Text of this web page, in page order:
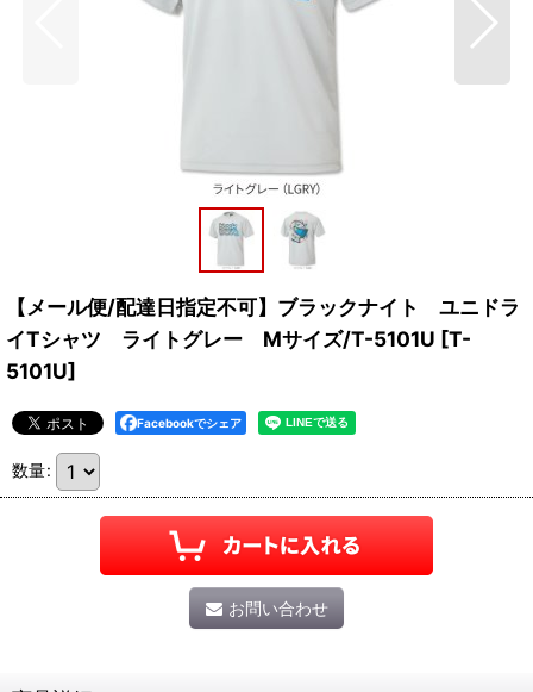
【メール便/配達日指定不可】ブラックナイト ユニドラ
イTシャツ ライトグレー Mサイズ/T-5101U [T-
5101U]
Facebookでシェア
数量:
お問い合わせ